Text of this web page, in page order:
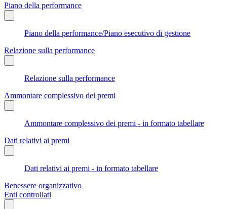
Piano della performance
Piano della performance/Piano esecutivo di gestione
Relazione sulla performance
Relazione sulla performance
Ammontare complessivo dei premi
Ammontare complessivo dei premi - in formato tabellare
Dati relativi ai premi
Dati relativi ai premi - in formato tabellare
Benessere organizzativo
Enti controllati